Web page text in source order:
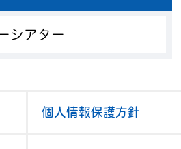
シアター
個人情報保護方針